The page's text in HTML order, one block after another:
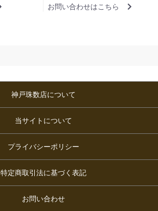
お問い合わせはこちら
神戸珠数店について
当サイトについて
プライバシーポリシー
特定商取引法に基づく表記
お問い合わせ